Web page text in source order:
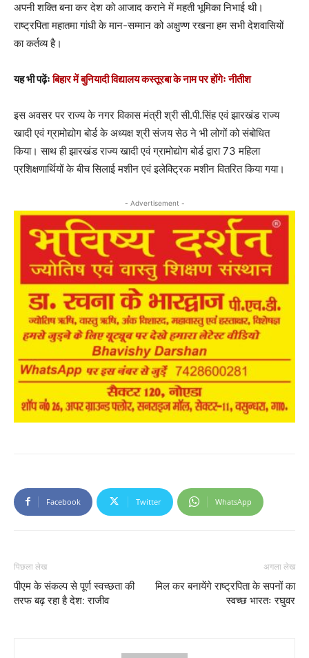
अपनी शक्ति बना कर देश को आजाद कराने में महती भूमिका निभाई थी।
राष्ट्रपिता महातमा गांधी के मान-सम्मान को अक्षुण्ण रखना हम सभी देशवासियों
का कर्तव्य है।
यह भी पढ़ेंःबिहार में बुनियादी विद्यालय कस्तूरबा के नाम पर होंगेः नीतीश
इस अवसर पर राज्य के नगर विकास मंत्री श्री सी.पी.सिंह एवं झारखंड राज्य
खादी एवं ग्रामोद्योग बोर्ड के अध्यक्ष श्री संजय सेठ ने भी लोगों को संबोधित
किया। साथ ही झारखंड राज्य खादी एवं ग्रामोद्योग बोर्ड द्वारा 73 महिला
प्रशिक्षणार्थियों के बीच सिलाई मशीन एवं इलेक्ट्रिक मशीन वितरित किया गया।
- Advertisement -
Facebook Twitter WhatsApp
पिछला लेख
पीएम के संकल्प से पूर्ण स्वच्छता की
तरफ बढ़ रहा है देश: राजीव
अगला लेख
मिल कर बनायेंगे राष्ट्रपिता के सपनों का
स्वच्छ भारतः रघुवर